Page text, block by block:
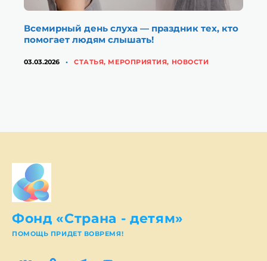
Всемирный день слуха — праздник тех, кто
помогает людям слышать!
03.03.2026 КАТЕГОРИИ
CТАТЬЯ, МЕРОПРИЯТИЯ, НОВОСТИ
Фонд «Страна - детям»
ПОМОЩЬ ПРИДЕТ ВОВРЕМЯ!